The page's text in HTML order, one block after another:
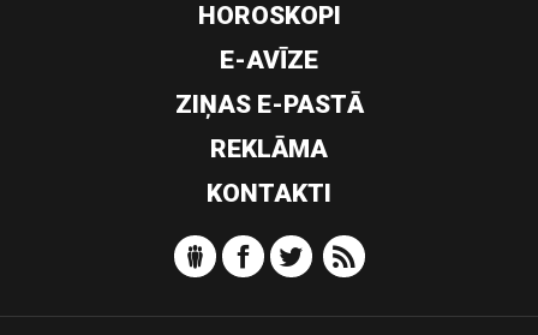
HOROSKOPI
E-AVĪZE
ZIŅAS E-PASTĀ
REKLĀMA
KONTAKTI